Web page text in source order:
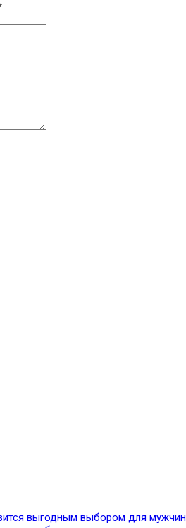
выгодным выбором для мужчин